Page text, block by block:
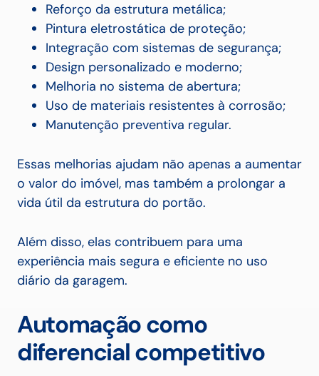
Reforço da estrutura metálica;
Pintura eletrostática de proteção;
Integração com sistemas de segurança;
Design personalizado e moderno;
Melhoria no sistema de abertura;
Uso de materiais resistentes à corrosão;
Manutenção preventiva regular.
Essas melhorias ajudam não apenas a aumentar
o valor do imóvel, mas também a prolongar a
vida útil da estrutura do portão.
Além disso, elas contribuem para uma
experiência mais segura e eficiente no uso
diário da garagem.
Automação como
diferencial competitivo